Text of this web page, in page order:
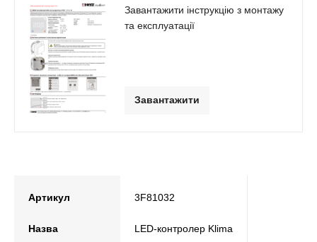
Завантажити інструкцію з монтажу
та експлуатації
Завантажити
Артикул 3F81032
Назва LED-контролер Klima